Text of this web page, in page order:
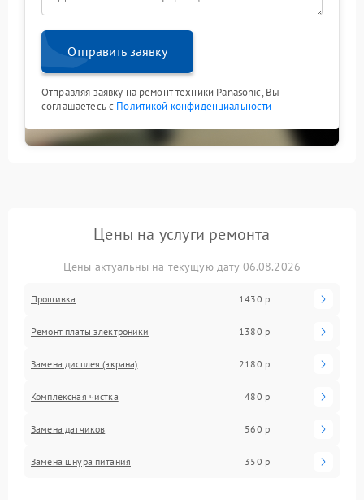
Отправить заявку
Отправляя заявку на ремонт техники Panasonic, Вы
соглашаетесь с Политикой конфиденциальности
Цены на услуги ремонта
Цены актуальны на текущую дату 06.08.2026
Прошивка 1430 р
Ремонт платы электроники 1380 р
Замена дисплея (экрана) 2180 р
Комплексная чистка 480 р
Замена датчиков 560 р
Замена шнура питания 350 р